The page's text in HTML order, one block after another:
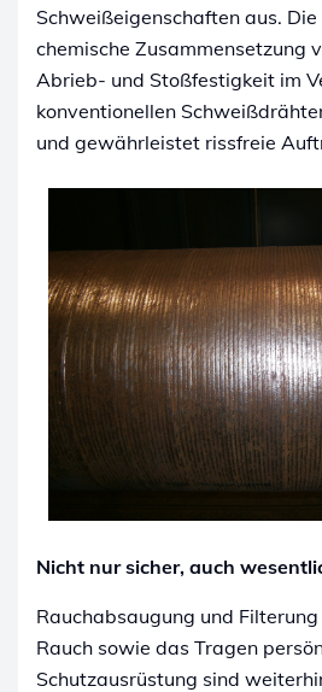
Schweißeigenschaften aus.
chemische Zusammensetzung
Abrieb- und Stoßfestigkeit im
konventionellen
und gewährleistet rissfreie
Nicht nur sicher, auch
Rauchabsaugung und
Rauch sowie das Tragen
Schutzausrüstung sind